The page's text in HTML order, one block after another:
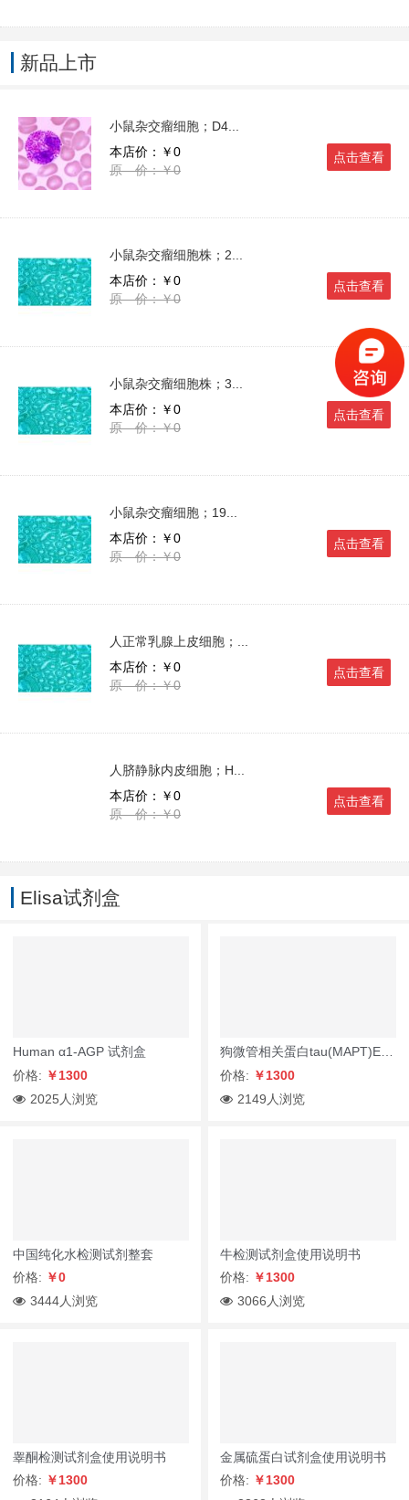
新品上市
小鼠杂交瘤细胞；D4...
本店价：￥0
原 价：￥0
点击查看
小鼠杂交瘤细胞株；2...
本店价：￥0
原 价：￥0
点击查看
小鼠杂交瘤细胞株；3...
本店价：￥0
原 价：￥0
点击查看
小鼠杂交瘤细胞；19...
本店价：￥0
原 价：￥0
点击查看
人正常乳腺上皮细胞；...
本店价：￥0
原 价：￥0
点击查看
人脐静脉内皮细胞；H...
本店价：￥0
原 价：￥0
点击查看
Elisa试剂盒
Human α1-AGP 试剂盒
价格: ￥1300
2025人浏览
狗微管相关蛋白tau(MAPT)ELISA试剂盒Dog mi...
价格: ￥1300
2149人浏览
中国纯化水检测试剂整套
价格: ￥0
3444人浏览
牛检测试剂盒使用说明书
价格: ￥1300
3066人浏览
睾酮检测试剂盒使用说明书
价格: ￥1300
金属硫蛋白试剂盒使用说明书
价格: ￥1300